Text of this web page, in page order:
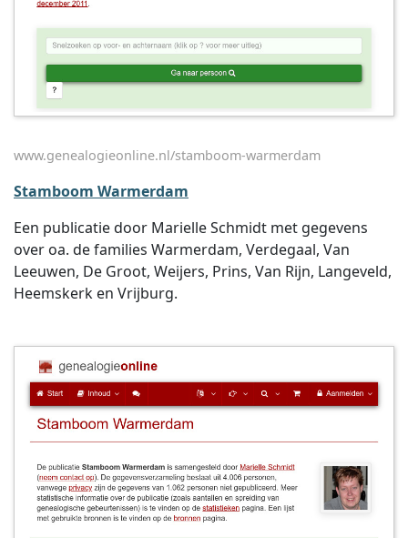
www.genealogieonline.nl/stamboom-warmerdam
Stamboom Warmerdam
Een publicatie door Marielle Schmidt met gegevens
over oa. de families Warmerdam, Verdegaal, Van
Leeuwen, De Groot, Weijers, Prins, Van Rijn, Langeveld,
Heemskerk en Vrijburg.